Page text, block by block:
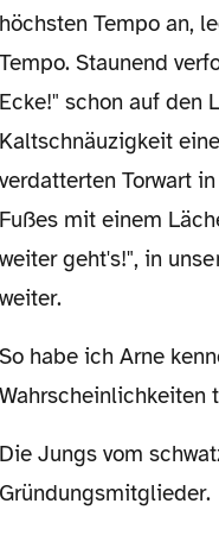
höchsten Tempo an,
Tempo. Staunend
Ecke!" schon auf den
Kaltschnäuzigkeit
verdatterten Torwart
Fußes mit einem
weiter geht's!", in
weiter.
So habe ich Arne kennengelernt. Immer den Mut etwas zu probieren, den
Wahrscheinlichkeiten
Die Jungs vom schwatzgelb.de-Mittwochskick trauern um eins ihrer
Gründungsmitglieder.